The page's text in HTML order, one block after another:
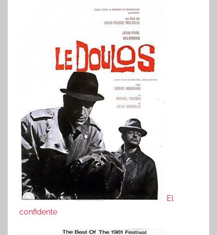
El
confidente